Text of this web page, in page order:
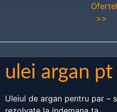
>>
ulei argan pt
Uleiul de argan pentru par –